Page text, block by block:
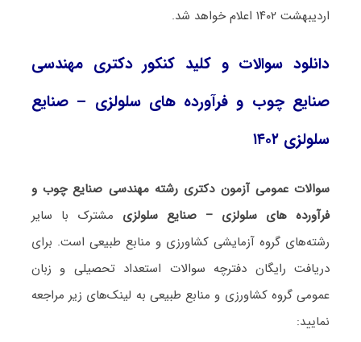
اردیبهشت ۱۴۰۲ اعلام خواهد شد.
دانلود سوالات و کلید کنکور دکتری مهندسی
صنایع چوب و فرآورده های سلولزی – صنایع
سلولزی ۱۴۰۲
سوالات عمومی آزمون دکتری رشته مهندسی صنایع چوب و
فرآورده های سلولزی – صنایع سلولزی مشترک با سایر
رشته‌های گروه آزمایشی کشاورزی و منابع طبیعی است. برای
دریافت رایگان دفترچه سوالات استعداد تحصیلی و زبان
عمومی گروه کشاورزی و منابع طبیعی به لینک‌های زیر مراجعه
نمایید: